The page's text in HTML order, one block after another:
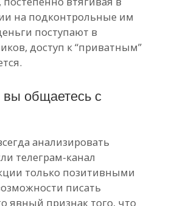
на подконтрольные им
поступают в
доступ к “приватным”
вы общаетесь с
анализировать
телеграм-канал
только позитивными
писать
явный признак того, что